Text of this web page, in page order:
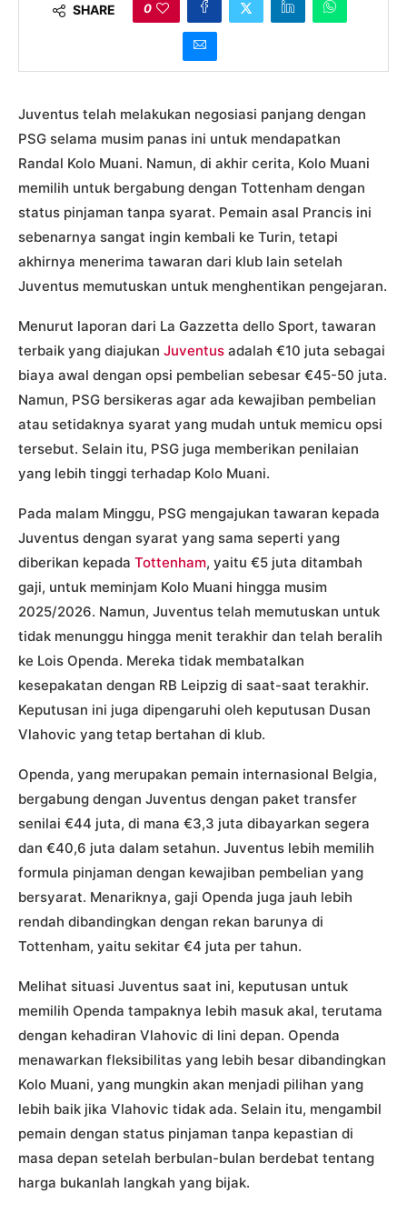
SHARE 0
Juventus telah melakukan negosiasi panjang dengan
PSG selama musim panas ini untuk mendapatkan
Randal Kolo Muani. Namun, di akhir cerita, Kolo Muani
memilih untuk bergabung dengan Tottenham dengan
status pinjaman tanpa syarat. Pemain asal Prancis ini
sebenarnya sangat ingin kembali ke Turin, tetapi
akhirnya menerima tawaran dari klub lain setelah
Juventus memutuskan untuk menghentikan pengejaran.
Menurut laporan dari La Gazzetta dello Sport, tawaran
terbaik yang diajukan Juventus adalah €10 juta sebagai
biaya awal dengan opsi pembelian sebesar €45-50 juta.
Namun, PSG bersikeras agar ada kewajiban pembelian
atau setidaknya syarat yang mudah untuk memicu opsi
tersebut. Selain itu, PSG juga memberikan penilaian
yang lebih tinggi terhadap Kolo Muani.
Pada malam Minggu, PSG mengajukan tawaran kepada
Juventus dengan syarat yang sama seperti yang
diberikan kepada Tottenham, yaitu €5 juta ditambah
gaji, untuk meminjam Kolo Muani hingga musim
2025/2026. Namun, Juventus telah memutuskan untuk
tidak menunggu hingga menit terakhir dan telah beralih
ke Lois Openda. Mereka tidak membatalkan
kesepakatan dengan RB Leipzig di saat-saat terakhir.
Keputusan ini juga dipengaruhi oleh keputusan Dusan
Vlahovic yang tetap bertahan di klub.
Openda, yang merupakan pemain internasional Belgia,
bergabung dengan Juventus dengan paket transfer
senilai €44 juta, di mana €3,3 juta dibayarkan segera
dan €40,6 juta dalam setahun. Juventus lebih memilih
formula pinjaman dengan kewajiban pembelian yang
bersyarat. Menariknya, gaji Openda juga jauh lebih
rendah dibandingkan dengan rekan barunya di
Tottenham, yaitu sekitar €4 juta per tahun.
Melihat situasi Juventus saat ini, keputusan untuk
memilih Openda tampaknya lebih masuk akal, terutama
dengan kehadiran Vlahovic di lini depan. Openda
menawarkan fleksibilitas yang lebih besar dibandingkan
Kolo Muani, yang mungkin akan menjadi pilihan yang
lebih baik jika Vlahovic tidak ada. Selain itu, mengambil
pemain dengan status pinjaman tanpa kepastian di
masa depan setelah berbulan-bulan berdebat tentang
harga bukanlah langkah yang bijak.